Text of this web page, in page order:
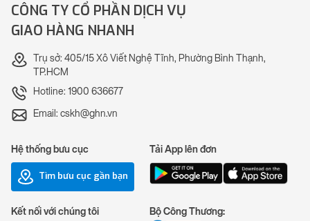
CÔNG TY CỔ PHẦN DỊCH VỤ
GIAO HÀNG NHANH
Trụ sở: 405/15 Xô Viết Nghệ Tĩnh, Phường Bình Thạnh,
TP.HCM
Hotline: 1900 636677
Email: cskh@ghn.vn
Hệ thống bưu cục
Tìm bưu cục gần bạn
Tải App lên đơn
Kết nối với chúng tôi Bộ Công Thương: